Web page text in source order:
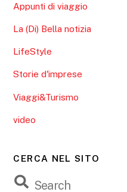
Appunti di viaggio
La (Di) Bella notizia
LifeStyle
Storie d'imprese
Viaggi&Turismo
video
CERCA NEL SITO